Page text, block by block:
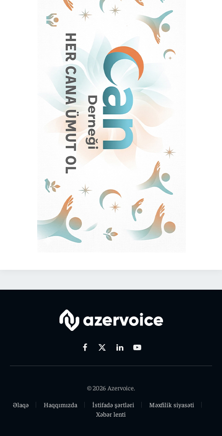
Facebook
X
LinkedinYoutube
© 2026 Azervoice.
Əlaqə
Haqqımızda İstifadə şərtləri
Məxfilik siyasəti
Xəbər lenti